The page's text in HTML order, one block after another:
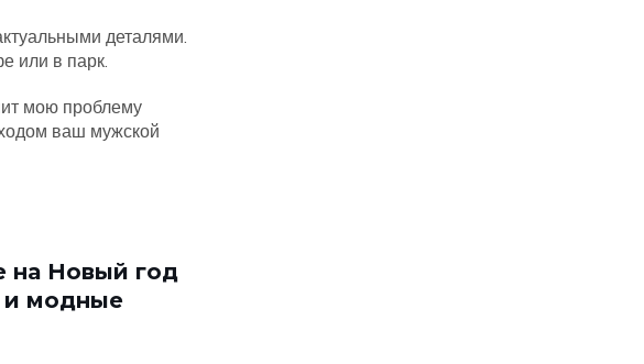
деталями.
или в парк.
мою проблему
ваш мужской
на Новый год
и модные